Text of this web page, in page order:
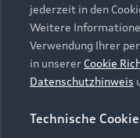
Finanzierung
Aktionen & Angebote
Geschäftskunden
Garantie
Audi digital services
myAudi
Kundenservice
Händlersuche
Audi Code
Unternehmen
Karriere
Investor Relations
jederzeit in den
Weitere
Verwendung Ihrer
in unserer Cookie
Datenschutzhinweis
Technische